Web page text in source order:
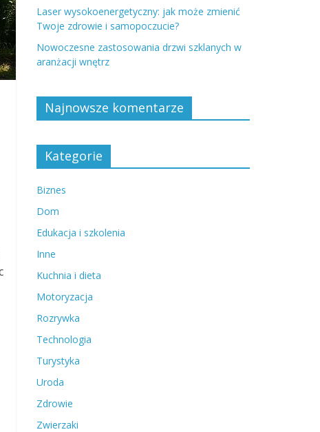
Laser wysokoenergetyczny: jak może zmienić
Twoje zdrowie i samopoczucie?
Nowoczesne zastosowania drzwi szklanych w
aranżacji wnętrz
Najnowsze komentarze
Kategorie
Biznes
Dom
Edukacja i szkolenia
Inne
Kuchnia i dieta
Motoryzacja
Rozrywka
Technologia
Turystyka
Uroda
Zdrowie
Zwierzaki